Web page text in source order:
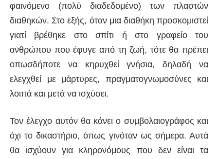
φαινόμενο (πολύ διαδεδομένο) των πλαστών
διαθηκών. Στο εξής, όταν μια διαθήκη προσκομιστεί
γιατί βρέθηκε στο σπίτι ή στο γραφείο του
ανθρώπου που έφυγε από τη ζωή, τότε θα πρέπει
οπωσδήποτε να κηρυχθεί γνήσια, δηλαδή να
ελεγχθεί με μάρτυρες, πραγματογνωμοσύνες και
λοιπά και μετά να ισχύσει.
Τον έλεγχο αυτόν θα κάνει ο συμβολαιογράφος και
όχι το δικαστήριο, όπως γινόταν ως σήμερα. Αυτά
θα ισχύουν για κληρονόμους που δεν είναι τα